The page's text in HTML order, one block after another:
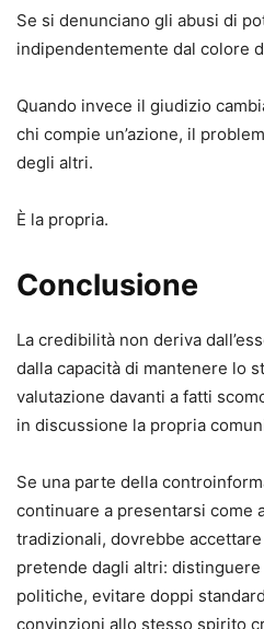
Se si denunciano gli abusi di
indipendentemente dal colore
Quando invece il giudizio
chi compie un’azione, il
degli altri.
È la propria.
Conclusione
La credibilità non deriva
dalla capacità di mantenere lo
valutazione davanti a fatti
in discussione la propria
Se una parte della
continuare a presentarsi come
tradizionali, dovrebbe
pretende dagli altri:
politiche, evitare doppi
convinzioni allo stesso spirito